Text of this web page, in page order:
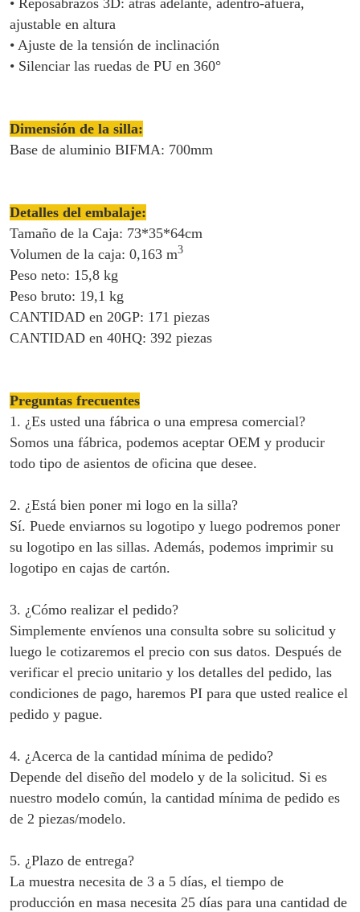
• Reposabrazos 3D: atrás adelante, adentro-afuera,
ajustable en altura
• Ajuste de la tensión de inclinación
• Silenciar las ruedas de PU en 360°
Dimensión de la silla:
Base de aluminio BIFMA: 700mm
Detalles del embalaje:
Tamaño de la Caja: 73*35*64cm
Volumen de la caja: 0,163 m3
Peso neto: 15,8 kg
Peso bruto: 19,1 kg
CANTIDAD en 20GP: 171 piezas
CANTIDAD en 40HQ: 392 piezas
Preguntas frecuentes
1. ¿Es usted una fábrica o una empresa comercial?
Somos una fábrica, podemos aceptar OEM y producir
todo tipo de asientos de oficina que desee.
2. ¿Está bien poner mi logo en la silla?
Sí. Puede enviarnos su logotipo y luego podremos poner
su logotipo en las sillas. Además, podemos imprimir su
logotipo en cajas de cartón.
3. ¿Cómo realizar el pedido?
Simplemente envíenos una consulta sobre su solicitud y
luego le cotizaremos el precio con sus datos. Después de
verificar el precio unitario y los detalles del pedido, las
condiciones de pago, haremos PI para que usted realice el
pedido y pague.
4. ¿Acerca de la cantidad mínima de pedido?
Depende del diseño del modelo y de la solicitud. Si es
nuestro modelo común, la cantidad mínima de pedido es
de 2 piezas/modelo.
5. ¿Plazo de entrega?
La muestra necesita de 3 a 5 días, el tiempo de
producción en masa necesita 25 días para una cantidad de